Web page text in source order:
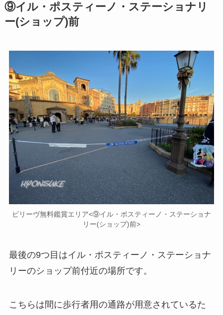
⑨イル・ポスティーノ・ステーショナリ
ー(ショップ)前
ビリーヴ無料鑑賞エリア<⑨イル・ポスティーノ・ステーショナ
リー(ショップ)前>
最後の9つ目はイル・ポスティーノ・ステーショナ
リーのショップ前付近の場所です。
こちらは間に歩行者用の通路が用意されているた